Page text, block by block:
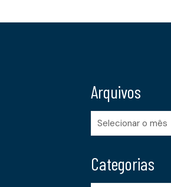
Arquivos
Arquivos
Categorias